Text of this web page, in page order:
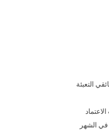
التعبئة